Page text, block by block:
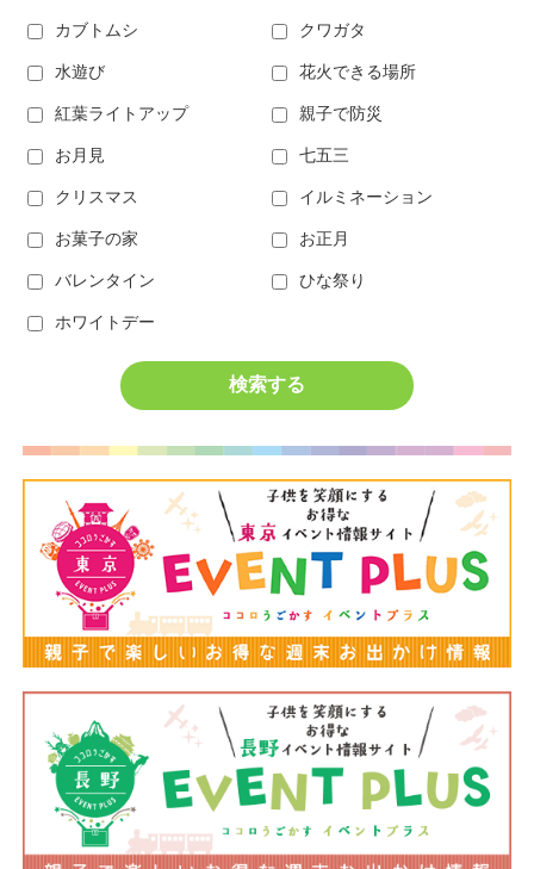
カブトムシ クワガタ
水遊び 花火できる場所
紅葉ライトアップ 親子で防災
お月見 七五三
クリスマス イルミネーション
お菓子の家 お正月
バレンタイン ひな祭り
ホワイトデー